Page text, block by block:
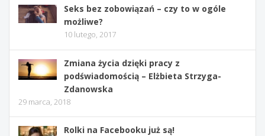
Seks bez zobowiązań – czy to w ogóle
możliwe?
10 lutego, 2017
Zmiana życia dzięki pracy z
podświadomością – Elżbieta Strzyga-
Zdanowska
29 marca, 2018
Rolki na Facebooku już są!